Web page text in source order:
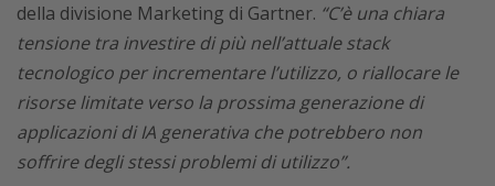
della divisione Marketing di Gartner. “C’è una chiara
tensione tra investire di più nell’attuale stack
tecnologico per incrementare l’utilizzo, o riallocare le
risorse limitate verso la prossima generazione di
applicazioni di IA generativa che potrebbero non
soffrire degli stessi problemi di utilizzo”.